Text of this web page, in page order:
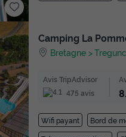
Camping La
Bretagne Tregunc
Avis TripAdvisor
475 avis
Wifi payant Bord de